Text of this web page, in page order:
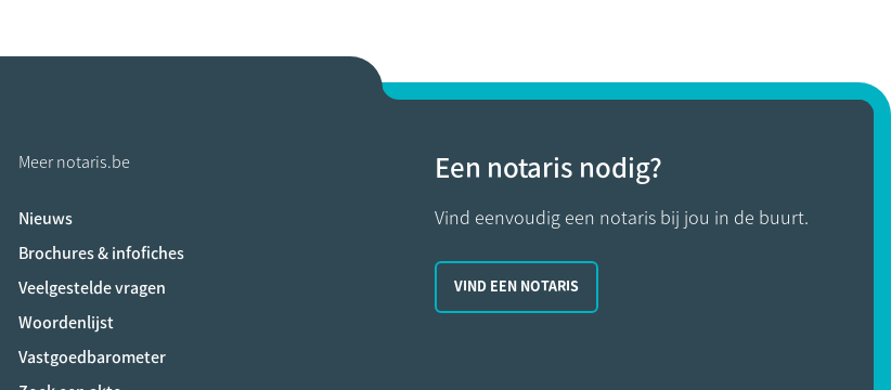
Meer notaris.be
Nieuws
Brochures & infofiches
Veelgestelde vragen
Woordenlijst
Vastgoedbarometer
Een notaris nodig?
Vind eenvoudig een notaris bij jou in de buurt.
VIND EEN NOTARIS